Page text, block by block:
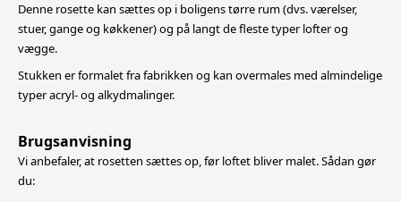
Denne rosette kan sættes op i boligens tørre rum (dvs. værelser,
stuer, gange og køkkener) og på langt de fleste typer lofter og
vægge.
Stukken er formalet fra fabrikken og kan overmales med almindelige
typer acryl- og alkydmalinger.
Brugsanvisning
Vi anbefaler, at rosetten sættes op, før loftet bliver malet. Sådan gør
du: